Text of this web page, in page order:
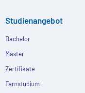
Studienangebot
Bachelor
Master
Zertifikate
Fernstudium